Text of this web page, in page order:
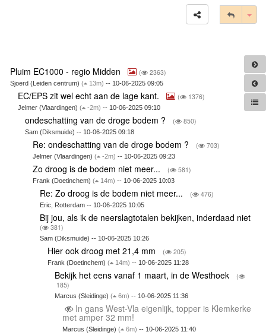
Pluim EC1000 - regio Midden ( 2363)
Sjoerd (Leiden centrum) ( 13m) -- 10-06-2025 09:05
EC/EPS zit wel echt aan de lage kant. ( 1376)
Jelmer (Vlaardingen) ( -2m) -- 10-06-2025 09:10
ondeschatting van de droge bodem ? ( 850)
Sam (Diksmuide) -- 10-06-2025 09:18
Re: ondeschatting van de droge bodem ? ( 703)
Jelmer (Vlaardingen) ( -2m) -- 10-06-2025 09:23
Zo droog is de bodem niet meer... ( 581)
Frank (Doetinchem) ( 14m) -- 10-06-2025 10:03
Re: Zo droog is de bodem niet meer... ( 476)
Eric, Rotterdam -- 10-06-2025 10:05
Bij jou, als ik de neerslagtotalen bekijken, inderdaad niet
( 381)
Sam (Diksmuide) -- 10-06-2025 10:26
Hier ook droog met 21,4 mm ( 205)
Frank (Doetinchem) ( 14m) -- 10-06-2025 11:28
Bekijk het eens vanaf 1 maart, in de Westhoek
(
185)
Marcus (Sleidinge)( 6m) -- 10-06-2025 11:36
In gans West-Vla eigenlijk, topper is Klemkerke
met amper 32 mm!
Marcus (Sleidinge) ( 6m) -- 10-06-2025 11:40